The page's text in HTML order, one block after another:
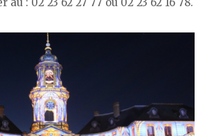
: 02 23 62 27 77 ou 02 23 62 16 78.